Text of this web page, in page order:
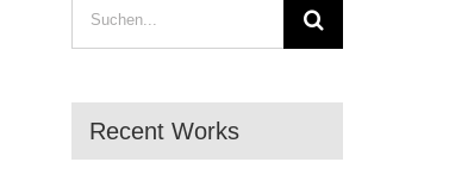
nach:
Recent Works